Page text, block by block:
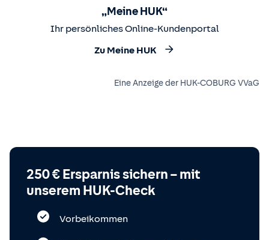
„Meine HUK“
Ihr persönliches Online-Kundenportal
Zu Meine HUK
Eine Anzeige der HUK-COBURG VVaG
250 € Ersparnis sichern – mit
unserem HUK-Check
Vorbeikommen